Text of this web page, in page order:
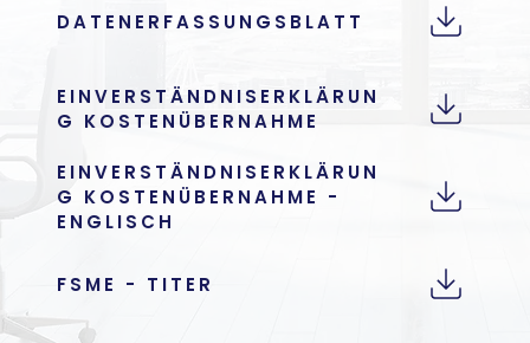
DATENERFASSUNGSBLATT
EINVERSTÄNDNISERKLÄRUN
G KOSTENÜBERNAHME
EINVERSTÄNDNISERKLÄRUN
G KOSTENÜBERNAHME -
ENGLISCH
FSME - TITER